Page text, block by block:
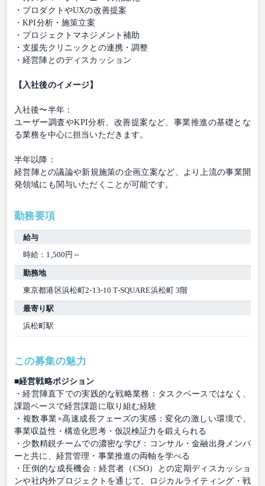
・プロダクトやUXの改善提案
・KPI分析・施策立案
・プロジェクトマネジメント補助
・支援先クリニックとの連携・調整
・経営陣とのディスカッション
【入社後のイメージ】
入社後〜半年：
ユーザー調査やKPI分析、改善提案など、事業推進の基礎とな
る業務を中心に担当いただきます。
半年以降：
経営陣との議論や新規施策の企画立案など、より上流の事業開
発領域にも関与いただくことが可能です。
勤務要項
給与
時給：1,500円～
勤務地
東京都港区浜松町2-13-10 T-SQUARE浜松町 3階
最寄り駅
浜松町駅
この募集の魅力
■経営戦略ポジション
・経営陣直下での実践的な戦略業務：タスクベースではなく、
課題ベースで経営課題に取り組む経験
・複数事業×高速成長フェーズの実感：変化の激しい環境で、
事業収益性・構造化思考・仮説検証力を鍛えられる
・少数精鋭チームでの濃密な学び：コンサル・金融出身メンバ
ーと共に、経営管理・事業推進の両軸を学べる
・圧倒的な成長機会：経営者（CSO）との定期ディスカッショ
ンや社内外プロジェクトを通じて、ロジカルライティング・戦